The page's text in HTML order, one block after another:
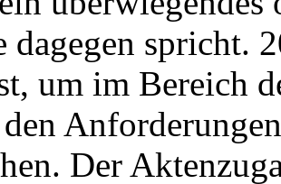
dagegen spricht.
um im Bereich
Der